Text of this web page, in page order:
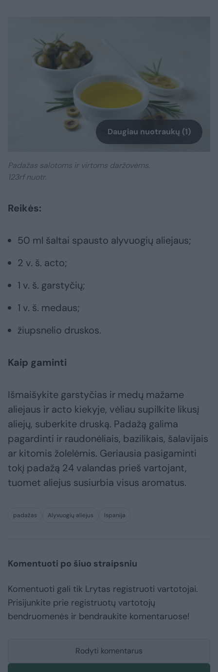
Daugiau nuotraukų (1)
Padažas salotoms ir virtoms daržovėms.
123rf nuotr.
Reikės:
50 ml šaltai spausto alyvuogių aliejaus;
2 v. š. acto;
1 v. š. garstyčių;
1 v. š. medaus;
žiupsnelio druskos.
Kaip gaminti
Išmaišykite garstyčias ir medų mažame
aliejaus ir acto kiekyje, vėliau supilkite likusį
aliejų, suberkite druską. Padažą galima
pagardinti ir raudonėliais, bazilikais, šalavijais
ar kitomis žolelėmis. Geriausia pasigaminti
tokį padažą 24 valandas prieš vartojant,
tuomet aliejus susiurbia visus aromatus.
padažas Alyvuogių aliejus Ispanija
Komentuoti po šiuo straipsniu
Komentuoti gali tik Lrytas registruoti vartotojai.
Prisijunkite prie registruotų vartotojų
bendruomenės ir bendraukite komentaruose!
Rodyti komentarus